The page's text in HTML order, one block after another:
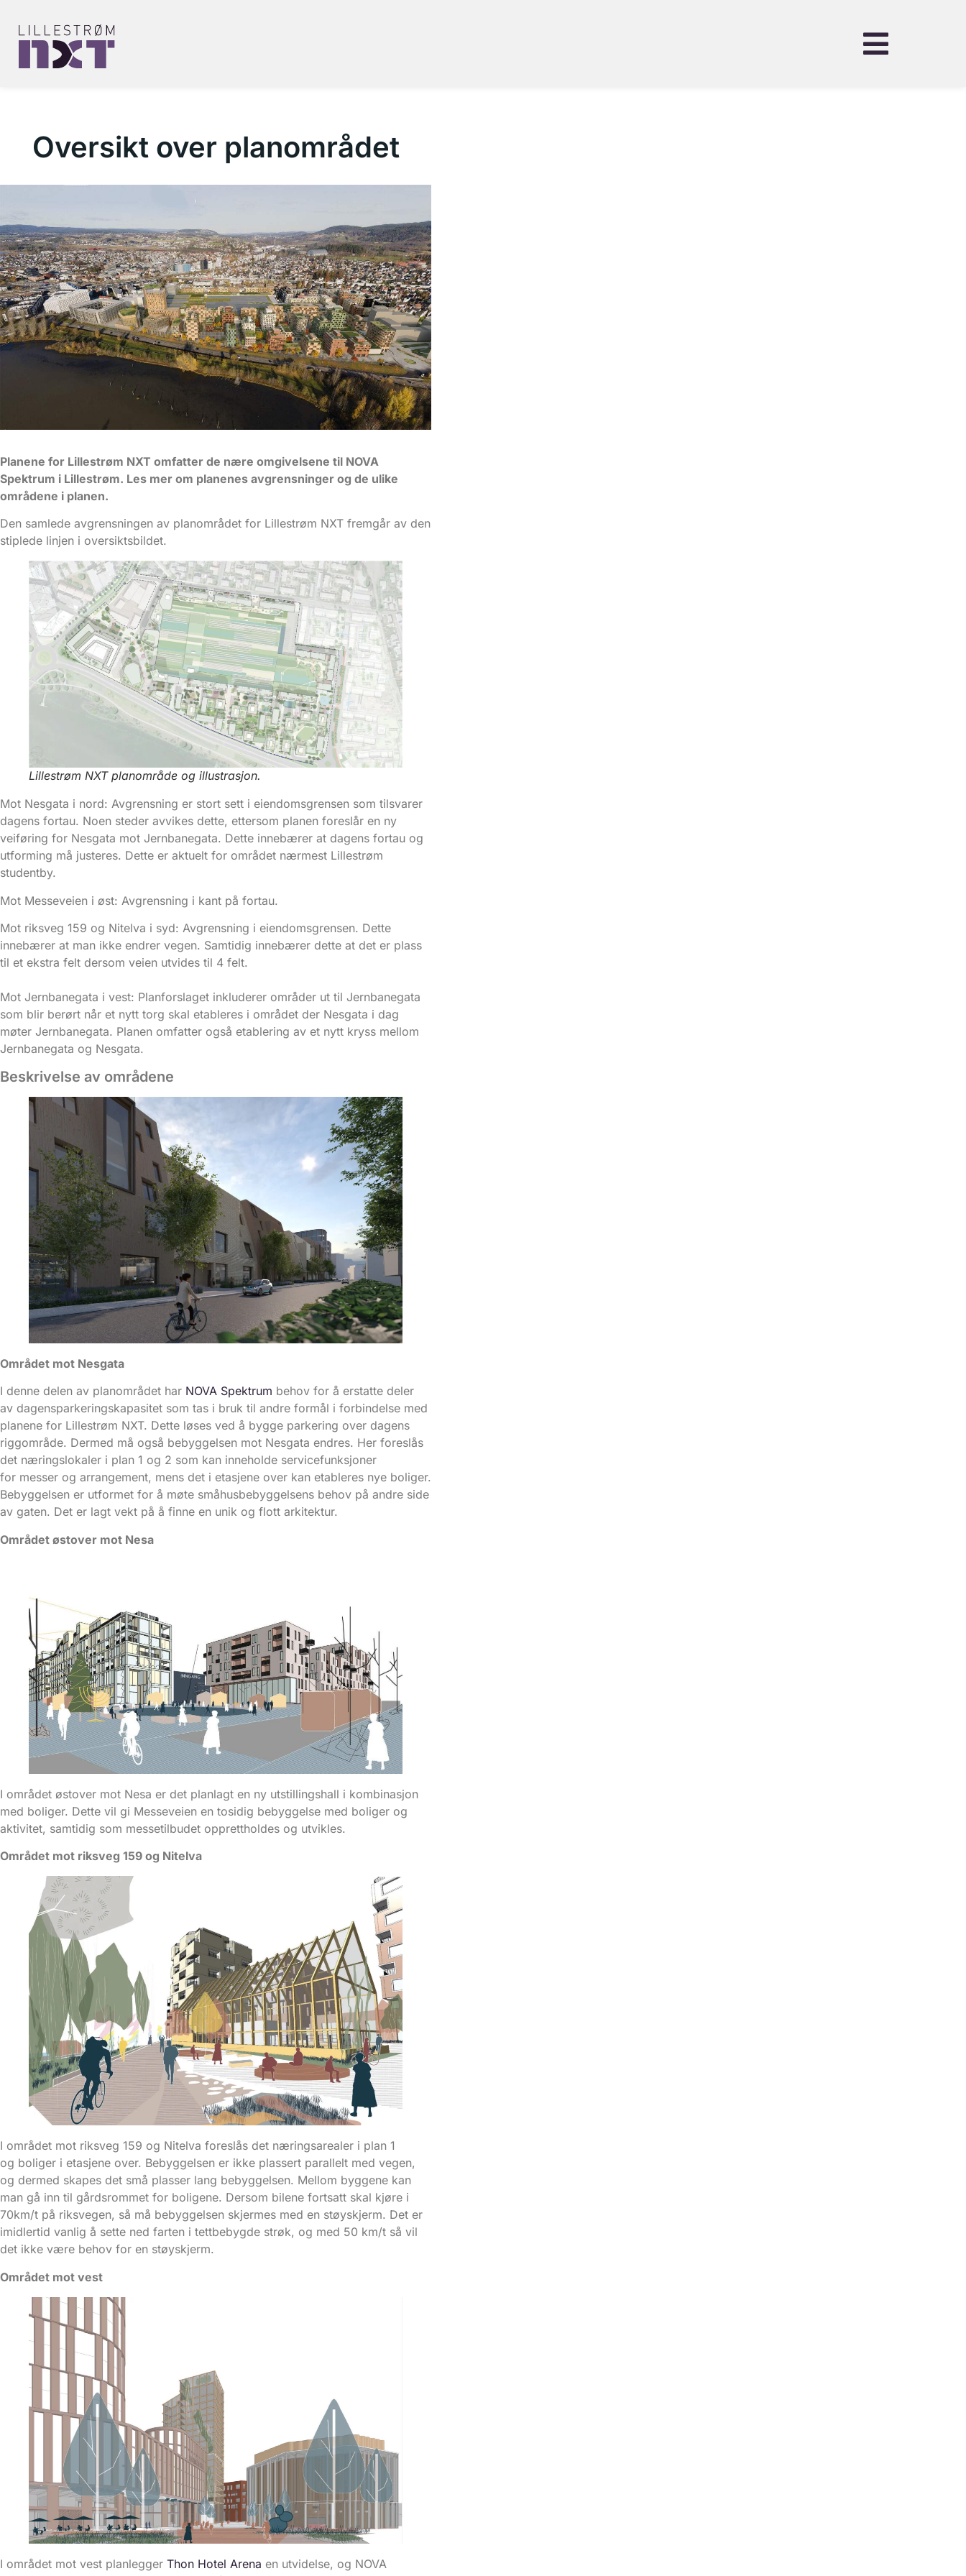
Oversikt over planområdet
Planene for Lillestrøm NXT omfatter de nære omgivelsene til NOVA
Spektrum i Lillestrøm. Les mer om planenes avgrensninger og de ulike
områdene i planen.
Den samlede avgrensningen av planområdet for Lillestrøm NXT fremgår av den
stiplede linjen i oversiktsbildet.
Lillestrøm NXT planområde og illustrasjon.
Mot Nesgata i nord: Avgrensning er stort sett i eiendomsgrensen som tilsvarer
dagens fortau. Noen steder avvikes dette, ettersom planen foreslår en ny
veiføring for Nesgata mot Jernbanegata. Dette innebærer at dagens fortau og
utforming må justeres. Dette er aktuelt for området nærmest Lillestrøm
studentby.
Mot Messeveien i øst: Avgrensning i kant på fortau.
Mot riksveg 159 og Nitelva i syd: Avgrensning i eiendomsgrensen. Dette
innebærer at man ikke endrer vegen. Samtidig innebærer dette at det er plass
til et ekstra felt dersom veien utvides til 4 felt.
Mot Jernbanegata i vest: Planforslaget inkluderer områder ut til Jernbanegata
som blir berørt når et nytt torg skal etableres i området der Nesgata i dag
møter Jernbanegata. Planen omfatter også etablering av et nytt kryss mellom
Jernbanegata og Nesgata.
Beskrivelse av områdene
Området mot Nesgata
I denne delen av planområdet har NOVA Spektrum behov for å erstatte deler
av dagensparkeringskapasitet som tas i bruk til andre formål i forbindelse med
planene for Lillestrøm NXT. Dette løses ved å bygge parkering over dagens
riggområde. Dermed må også bebyggelsen mot Nesgata endres. Her foreslås
det næringslokaler i plan 1 og 2 som kan inneholde servicefunksjoner
for messer og arrangement, mens det i etasjene over kan etableres nye boliger.
Bebyggelsen er utformet for å møte småhusbebyggelsens behov på andre side
av gaten. Det er lagt vekt på å finne en unik og flott arkitektur.
Området østover mot Nesa
I området østover mot Nesa er det planlagt en ny utstillingshall i kombinasjon
med boliger. Dette vil gi Messeveien en tosidig bebyggelse med boliger og
aktivitet, samtidig som messetilbudet opprettholdes og utvikles.
Området mot riksveg 159 og Nitelva
I området mot riksveg 159 og Nitelva foreslås det næringsarealer i plan 1
og boliger i etasjene over. Bebyggelsen er ikke plassert parallelt med vegen,
og dermed skapes det små plasser lang bebyggelsen. Mellom byggene kan
man gå inn til gårdsrommet for boligene. Dersom bilene fortsatt skal kjøre i
70km/t på riksvegen, så må bebyggelsen skjermes med en støyskjerm. Det er
imidlertid vanlig å sette ned farten i tettbebygde strøk, og med 50 km/t så vil
det ikke være behov for en støyskjerm.
Området mot vest
I området mot vest planlegger Thon Hotel Arena en utvidelse, og NOVA